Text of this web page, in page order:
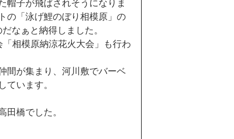
帽子が飛ばされそうになりま
の「泳げ鯉のぼり相模原」の
なぁと納得しました。
相模原納涼花火大会」も行わ
間が集まり、河川敷でバーベ
ています。
田橋でした。